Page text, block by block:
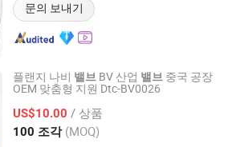
문의 보내기
플랜지 나비 밸브 BV 산업 밸브 중국 공장
OEM 맞춤형 지원 Dtc-BV0026
US$10.00 / 상품
100 조각 (MOQ)
International Trading Co., Ltd.
이후 2026